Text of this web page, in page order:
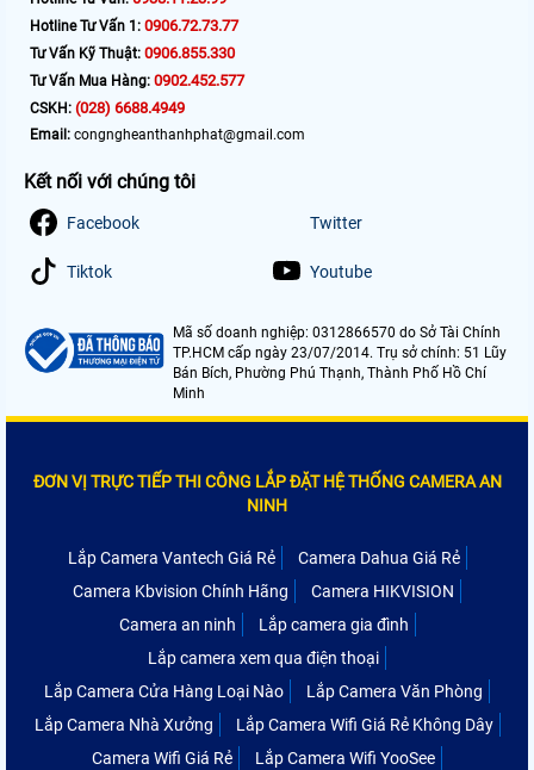
Hotline Tư Vấn 1: 0906.72.73.77
Tư Vấn Kỹ Thuật: 0906.855.330
Tư Vấn Mua Hàng: 0902.452.577
CSKH: (028) 6688.4949
Email: congngheanthanhphat@gmail.com
Kết nối với chúng tôi
Facebook Twitter
Tiktok Youtube
Mã số doanh nghiệp: 0312866570 do Sở Tài Chính
TP.HCM cấp ngày 23/07/2014. Trụ sở chính: 51 Lũy
Bán Bích, Phường Phú Thạnh, Thành Phố Hồ Chí
Minh
ĐƠN VỊ TRỰC TIẾP THI CÔNG LẮP ĐẶT HỆ THỐNG CAMERA AN
NINH
Lắp Camera Vantech Giá Rẻ
Camera Dahua Giá Rẻ
Camera Kbvision Chính Hãng
Camera HIKVISION
Camera an ninh
Lắp camera gia đình
Lắp camera xem qua điện thoại
Lắp Camera Cửa Hàng Loại Nào
Lắp Camera Văn Phòng
Lắp Camera Nhà Xưởng
Lắp Camera Wifi Giá Rẻ Không Dây
Camera Wifi Giá Rẻ
Lắp Camera Wifi YooSee